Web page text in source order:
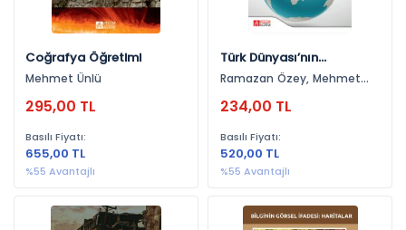
Pegem Akademi Yayıncılık (6)
Yıllara Göre
2022 (2)
2014 (1)
2025 (1)
2021 (1)
2023 (1)
Coğrafya Öğretimi
Mehmet Ünlü
295,00 TL
Basılı Fiyatı:
655,00 TL
%55 Avantajlı
Türk Dünyası’nın
Jeopolitiği
Ramazan Özey, Mehmet
234,00 TL
Basılı Fiyatı:
520,00 TL
%55 Avantajlı